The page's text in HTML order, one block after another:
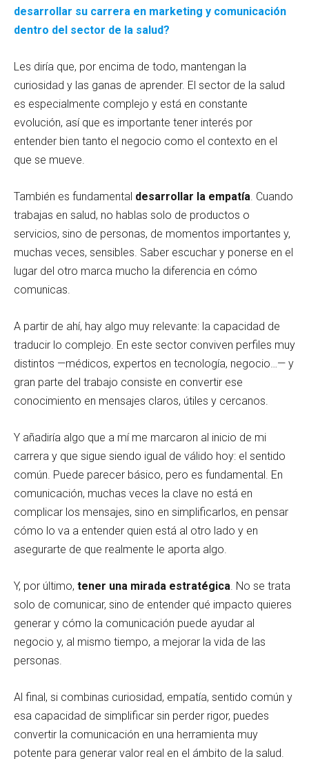
desarrollar su carrera en marketing y comunicación
dentro del sector de la salud?
Les diría que, por encima de todo, mantengan la
curiosidad y las ganas de aprender. El sector de la salud
es especialmente complejo y está en constante
evolución, así que es importante tener interés por
entender bien tanto el negocio como el contexto en el
que se mueve.
También es fundamental desarrollar la empatía . Cuando
trabajas en salud, no hablas solo de productos o
servicios, sino de personas, de momentos importantes y,
muchas veces, sensibles. Saber escuchar y ponerse en el
lugar del otro marca mucho la diferencia en cómo
comunicas.
A partir de ahí, hay algo muy relevante: la capacidad de
traducir lo complejo. En este sector conviven perfiles muy
distintos —médicos, expertos en tecnología, negocio…— y
gran parte del trabajo consiste en convertir ese
conocimiento en mensajes claros, útiles y cercanos.
Y añadiría algo que a mí me marcaron al inicio de mi
carrera y que sigue siendo igual de válido hoy: el sentido
común. Puede parecer básico, pero es fundamental. En
comunicación, muchas veces la clave no está en
complicar los mensajes, sino en simplificarlos, en pensar
cómo lo va a entender quien está al otro lado y en
asegurarte de que realmente le aporta algo.
Y, por último, tener una mirada estratégica . No se trata
solo de comunicar, sino de entender qué impacto quieres
generar y cómo la comunicación puede ayudar al
negocio y, al mismo tiempo, a mejorar la vida de las
personas.
Al final, si combinas curiosidad, empatía, sentido común y
esa capacidad de simplificar sin perder rigor, puedes
convertir la comunicación en una herramienta muy
potente para generar valor real en el ámbito de la salud.